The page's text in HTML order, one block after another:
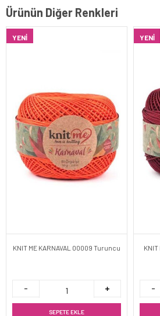
Ürünün Diğer Renkleri
YENI
KNIT ME KARNAVAL 00009 Turuncu
SEPETE EKLE
YENI